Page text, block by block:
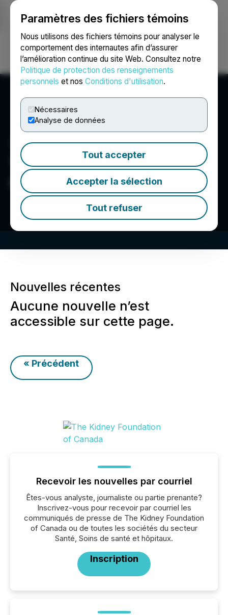
Paramètres des fichiers témoins
Nous utilisons des fichiers témoins pour analyser le
comportement des internautes afin d’assurer
l’amélioration continue du site Web. Consultez notre
Politique de protection des renseignements
personnels et nos Conditions d'utilisation.
Nécessaires
Analyse de données
Tout accepter
Accepter la sélection
Tout refuser
Ouvrir une session Recherche English
The Kidney Foundation of
Canada
Nouvelles récentes
Aucune nouvelle n’est
accessible sur cette page.
« Précédent
Recevoir les nouvelles par courriel
Êtes-vous analyste, journaliste ou partie prenante?
Inscrivez-vous pour recevoir par courriel les
communiqués de presse de The Kidney Foundation
of Canada ou de toutes les sociétés du secteur
Santé, Soins de santé et hôpitaux.
Inscription